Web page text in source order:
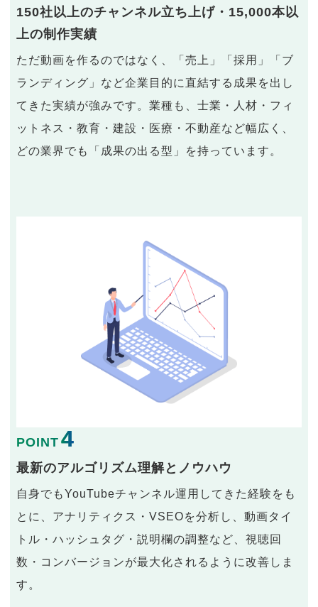
150社以上のチャンネル立ち上げ・15,000本以
上の制作実績
ただ動画を作るのではなく、「売上」「採用」「ブ
ランディング」など企業目的に直結する成果を出し
てきた実績が強みです。業種も、士業・人材・フィ
ットネス・教育・建設・医療・不動産など幅広く、
どの業界でも「成果の出る型」を持っています。
POINT 4
最新のアルゴリズム理解とノウハウ
自身でもYouTubeチャンネル運用してきた経験をも
とに、アナリティクス・VSEOを分析し、動画タイ
トル・ハッシュタグ・説明欄の調整など、視聴回
数・コンバージョンが最大化されるように改善しま
す。